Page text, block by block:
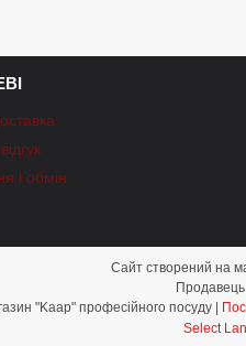
і обмін
Сайт створений на
Select